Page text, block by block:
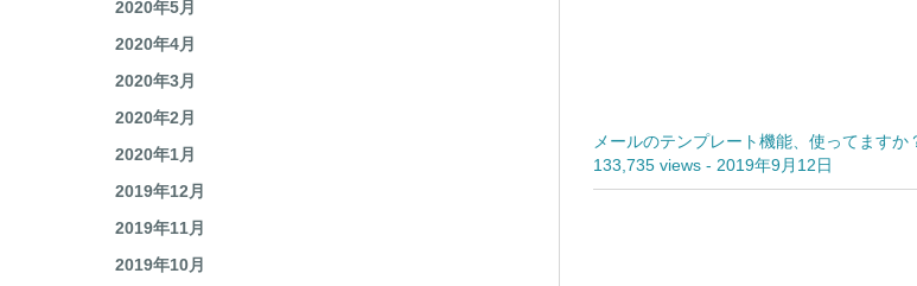
2020年5月
2020年4月
2020年3月
2020年2月
2020年1月
2019年12月
2019年11月
メールのテンプレート機能、使ってますか？
133,735 views-2019年9月12日